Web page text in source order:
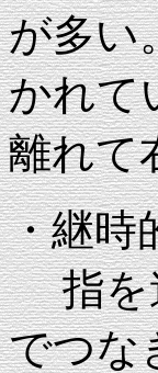
が多い
かれて
離れて
・継時
指を連
でつな